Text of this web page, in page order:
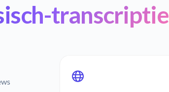
transcriptie